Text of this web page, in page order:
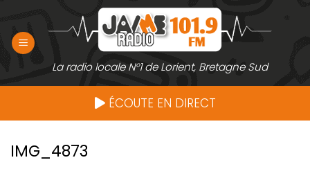
contenu
La radio locale N°1 de Lorient, Bretagne Sud
ÉCOUTE EN DIRECT
IMG_4873